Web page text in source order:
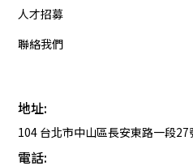
人才招募
聯絡我們
地址:
104 台北市中山區長安東路一段27
電話: